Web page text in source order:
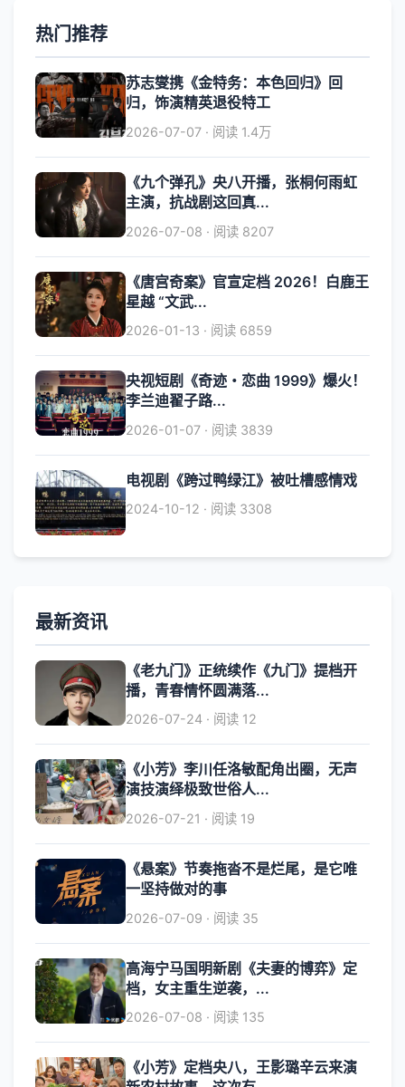
热门推荐
苏志燮携《金特务：本色回归》回
归，饰演精英退役特工
2026-07-07 · 阅读 1.4万
《九个弹孔》央八开播，张桐何雨虹
主演，抗战剧这回真...
2026-07-08 · 阅读 8207
《唐宫奇案》官宣定档 2026！白鹿王
星越 “文武...
2026-01-13 · 阅读 6859
央视短剧《奇迹・恋曲 1999》爆火！
李兰迪翟子路...
2026-01-07 · 阅读 3839
电视剧《跨过鸭绿江》被吐槽感情戏
2024-10-12 · 阅读 3308
最新资讯
《老九门》正统续作《九门》提档开
播，青春情怀圆满落...
2026-07-24 · 阅读 12
《小芳》李川任洛敏配角出圈，无声
演技演绎极致世俗人...
2026-07-21 · 阅读 19
《悬案》节奏拖沓不是烂尾，是它唯
一坚持做对的事
2026-07-09 · 阅读 35
高海宁马国明新剧《夫妻的博弈》定
档，女主重生逆袭，...
2026-07-08 · 阅读 135
《小芳》定档央八，王影璐辛云来演